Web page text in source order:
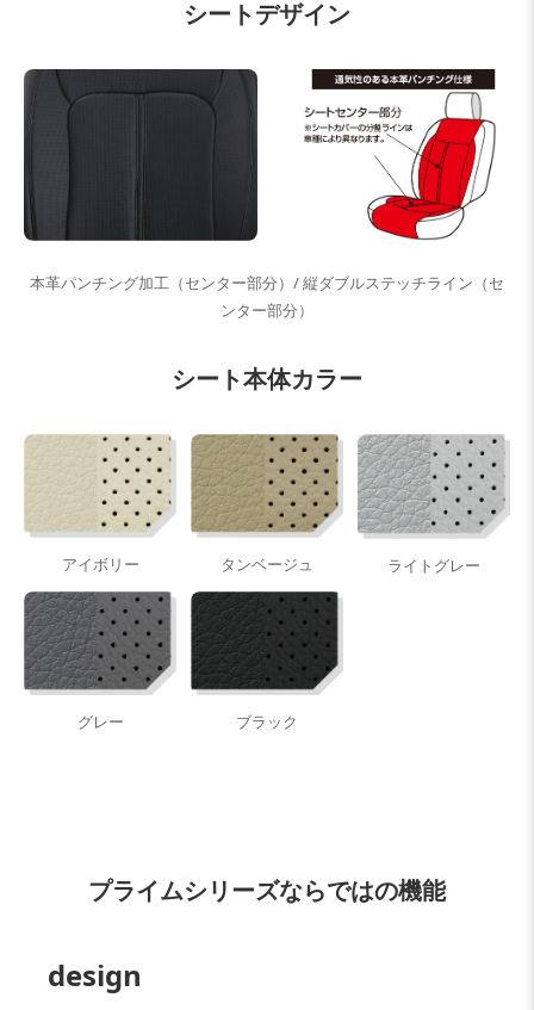
シートデザイン
本革パンチング加工（センター部分）/ 縦ダブルステッチライン（セ
ンター部分）
シート本体カラー
アイボリー タンベージュ ライトグレー
グレー ブラック
プライムシリーズならではの機能
design